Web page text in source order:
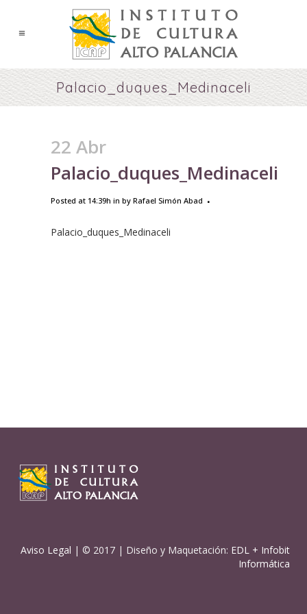
Palacio_duques_Medinaceli
22 Abr
Palacio_duques_Medinaceli
Posted at 14:39h in by Rafael Simón Abad
Palacio_duques_Medinaceli
Aviso Legal | © 2017 | Diseño y Maquetación: EDL + Infobit
Informática